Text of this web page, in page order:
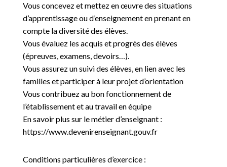
Vous concevez et mettez en œuvre des situations
d’apprentissage ou d’enseignement en prenant en
compte la diversité des élèves.
Vous évaluez les acquis et progrès des élèves
(épreuves, examens, devoirs…).
Vous assurez un suivi des élèves, en lien avec les
familles et participer à leur projet d’orientation
Vous contribuez au bon fonctionnement de
l’établissement et au travail en équipe
En savoir plus sur le métier d’enseignant :
https://www.devenirenseignant.gouv.fr
Conditions particulières d’exercice :